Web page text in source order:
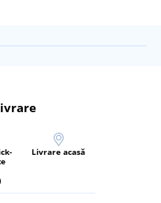
Livrare acasă